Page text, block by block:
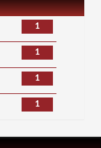
1
1
1
1